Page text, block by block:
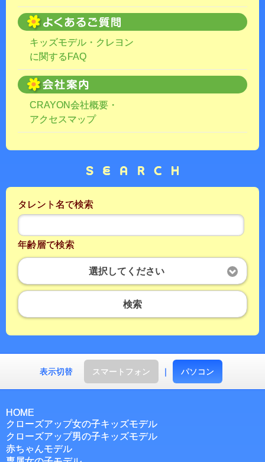
キッズモデル・クレヨン
に関するFAQ
CRAYON会社概要・
アクセスマップ
タレント名で検索
年齢層で検索
選択してください
検索
表示切替 スマートフォン ｜ パソコン
HOME
クローズアップ女の子キッズモデル
クローズアップ男の子キッズモデル
赤ちゃんモデル